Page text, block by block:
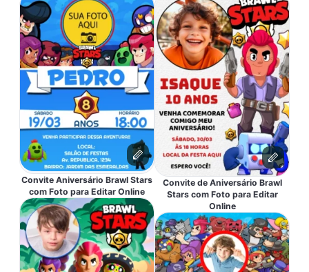
Convite Aniversário Brawl Stars
com Foto para Editar Online
Convite de Aniversário Brawl
Stars com Foto para Editar
Online